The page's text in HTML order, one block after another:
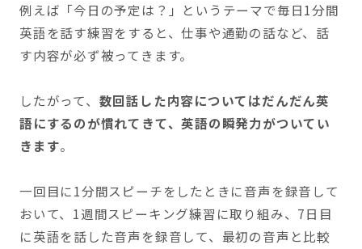
例えば「今日の予定は？」というテーマで毎日1分間
英語を話す練習をすると、仕事や通勤の話など、話
す内容が必ず被ってきます。
したがって、 数回話した内容についてはだんだん英
語にするのが慣れてきて、英語の瞬発力がついてい
きます。
一回目に1分間スピーチをしたときに音声を録音して
おいて、1週間スピーキング練習に取り組み、7日目
に英語を話した音声を録音して、最初の音声と比較